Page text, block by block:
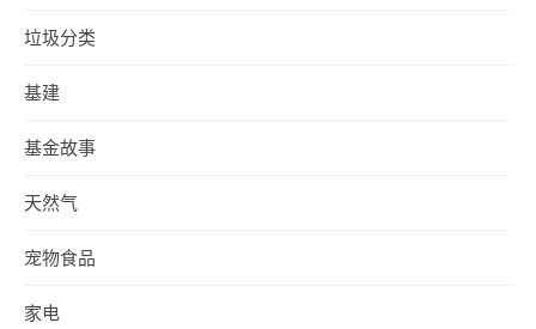
垃圾分类
基建
基金故事
天然气
宠物食品
家电